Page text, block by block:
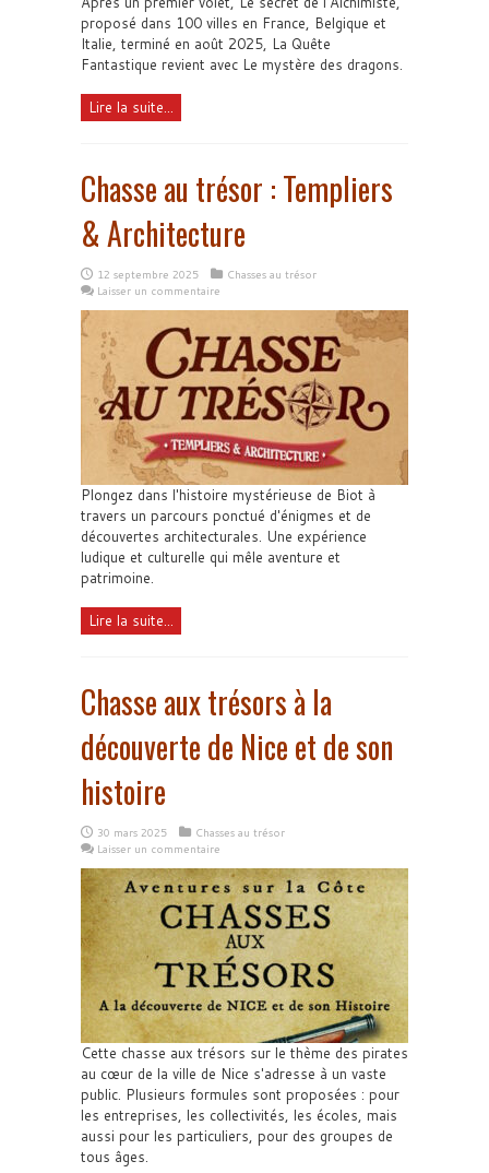
proposé dans 100 villes en France, Belgique et
Italie, terminé en août 2025, La Quête
Fantastique revient avec Le mystère des dragons.
Lire la suite...
Chasse au trésor : Templiers
& Architecture
12 septembre 2025
Chasses au trésor
Laisser un commentaire
Plongez dans l'histoire mystérieuse de Biot à
travers un parcours ponctué d'énigmes et de
découvertes architecturales. Une expérience
ludique et culturelle qui mêle aventure et
patrimoine.
Lire la suite...
Chasse aux trésors à la
découverte de Nice et de son
histoire
30 mars 2025
Chasses au trésor
Laisser un commentaire
Cette chasse aux trésors sur le thème des pirates
au cœur de la ville de Nice s'adresse à un vaste
public. Plusieurs formules sont proposées : pour
les entreprises, les collectivités, les écoles, mais
aussi pour les particuliers, pour des groupes de
tous âges.